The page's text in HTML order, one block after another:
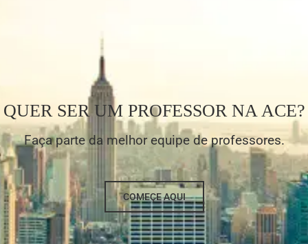
QUER SER UM PROFESSOR NA ACE?
Faça parte da melhor equipe de professores.
COMEÇE AQUI